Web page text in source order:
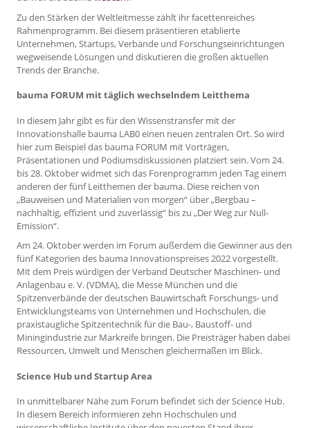
Zu den Stärken der Weltleitmesse zählt ihr facettenreiches
Rahmenprogramm. Bei diesem präsentieren etablierte
Unternehmen, Startups, Verbände und Forschungseinrichtungen
wegweisende Lösungen und diskutieren die großen aktuellen
Trends der Branche.
bauma FORUM mit täglich wechselndem Leitthema
In diesem Jahr gibt es für den Wissenstransfer mit der
Innovationshalle bauma LAB0 einen neuen zentralen Ort. So wird
hier zum Beispiel das bauma FORUM mit Vorträgen,
Präsentationen und Podiumsdiskussionen platziert sein. Vom 24.
bis 28. Oktober widmet sich das Forenprogramm jeden Tag einem
anderen der fünf Leitthemen der bauma. Diese reichen von
„Bauweisen und Materialien von morgen“ über „Bergbau –
nachhaltig, effizient und zuverlässig“ bis zu „Der Weg zur Null-
Emission“.
Am 24. Oktober werden im Forum außerdem die Gewinner aus den
fünf Kategorien des bauma Innovationspreises 2022 vorgestellt.
Mit dem Preis würdigen der Verband Deutscher Maschinen- und
Anlagenbau e. V. (VDMA), die Messe München und die
Spitzenverbände der deutschen Bauwirtschaft Forschungs- und
Entwicklungsteams von Unternehmen und Hochschulen, die
praxistaugliche Spitzentechnik für die Bau-, Baustoff- und
Miningindustrie zur Markreife bringen. Die Preisträger haben dabei
Ressourcen, Umwelt und Menschen gleichermaßen im Blick.
Science Hub und Startup Area
In unmittelbarer Nähe zum Forum befindet sich der Science Hub.
In diesem Bereich informieren zehn Hochschulen und